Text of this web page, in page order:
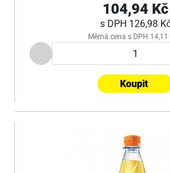
104,94 Kč
s DPH 126,98
Měrná cena s DPH 14,11
Koupit